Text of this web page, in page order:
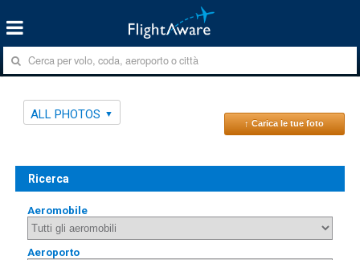
ALL PHOTOS
↑ Carica le tue foto
Ricerca
Aeromobile
Aeroporto